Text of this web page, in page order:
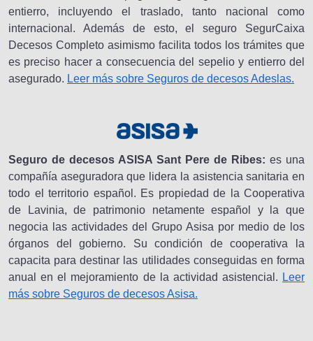
entierro, incluyendo el traslado, tanto nacional como
internacional. Además de esto, el seguro SegurCaixa
Decesos Completo asimismo facilita todos los trámites que
es preciso hacer a consecuencia del sepelio y entierro del
asegurado. Leer más sobre Seguros de decesos Adeslas.
Seguro de decesos ASISA Sant Pere de Ribes: es una
compañía aseguradora que lidera la asistencia sanitaria en
todo el territorio español. Es propiedad de la Cooperativa
de Lavinia, de patrimonio netamente español y la que
negocia las actividades del Grupo Asisa por medio de los
órganos del gobierno. Su condición de cooperativa la
capacita para destinar las utilidades conseguidas en forma
anual en el mejoramiento de la actividad asistencial. Leer
más sobre Seguros de decesos Asisa.